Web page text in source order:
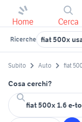
Home Cerca
Ricerche fiat 500x
Subito Auto fiat
Cosa cerchi?